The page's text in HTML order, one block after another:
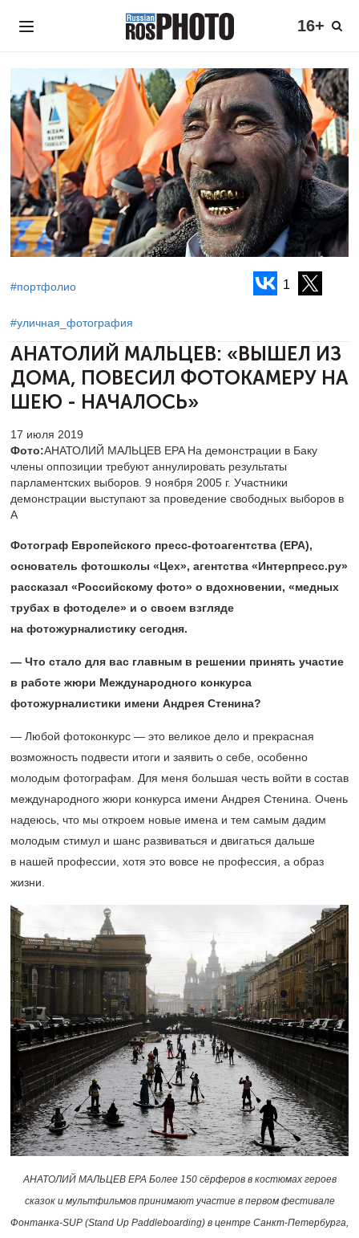
16+
1
#портфолио
#уличная_фотография
АНАТОЛИЙ МАЛЬЦЕВ: «ВЫШЕЛ ИЗ
ДОМА, ПОВЕСИЛ ФОТОКАМЕРУ НА
ШЕЮ - НАЧАЛОСЬ»
17 июля 2019
Фото:АНАТОЛИЙ МАЛЬЦЕВ EPA На демонстрации в Баку
члены оппозиции требуют аннулировать результаты
парламентских выборов. 9 ноября 2005 г. Участники
демонстрации выступают за проведение свободных выборов в
А
Фотограф Европейского пресс-фотоагентства (EPA),
основатель фотошколы «Цех», агентства «Интерпресс.ру»
рассказал «Российскому фото» о вдохновении, «медных
трубах в фотоделе» и о своем взгляде
на фотожурналистику сегодня.
— Что стало для вас главным в решении принять участие
в работе жюри Международного конкурса
фотожурналистики имени Андрея Стенина?
— Любой фотоконкурс — это великое дело и прекрасная
возможность подвести итоги и заявить о себе, особенно
молодым фотографам. Для меня большая честь войти в состав
международного жюри конкурса имени Андрея Стенина. Очень
надеюсь, что мы откроем новые имена и тем самым дадим
молодым стимул и шанс развиваться и двигаться дальше
в нашей профессии, хотя это вовсе не профессия, а образ
жизни.
АНАТОЛИЙ МАЛЬЦЕВ EPA Более 150 сёрферов в костюмах героев
сказок и мультфильмов принимают участие в первом фестивале
Фонтанка-SUP (Stand Up Paddleboarding) в центре Санкт-Петербурга,